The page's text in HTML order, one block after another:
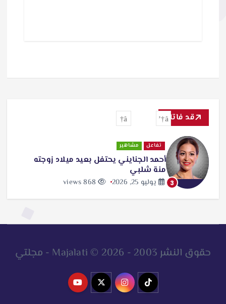
قد فاتك
3
تفاعل مشاهير
أحمد الجنايني يحتفل بعيد ميلاد زوجته
منة شلبي
يوليو 25, 2026 868 views
حقوق النشر 2003 - 2026 © Majalati - مجلتي